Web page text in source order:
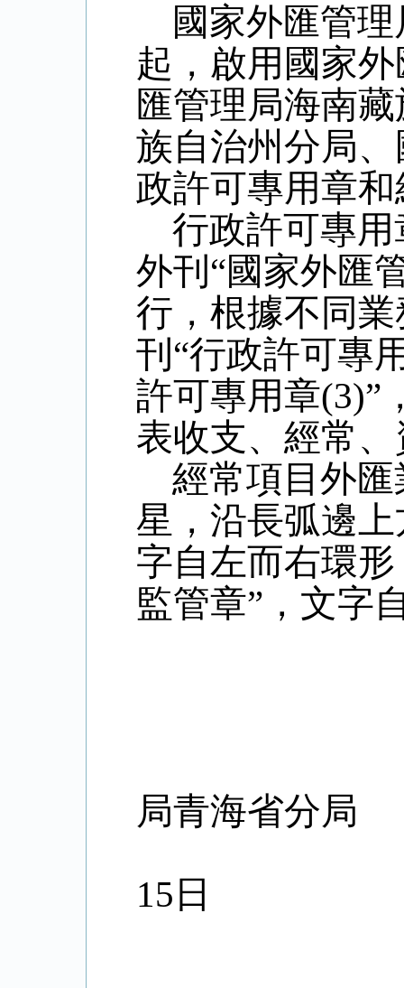
國家外匯管
起，啟用國家
匯管理局海南
族自治州分局
政許可專用章
行政許可專
外刊“國家外匯
行，根據不同
刊“行政許可專
許可專用章(3)”
表收支、經常
經常項目外
星，沿長弧邊
字自左而右環
監管章”，文字
局青海省分局
15日